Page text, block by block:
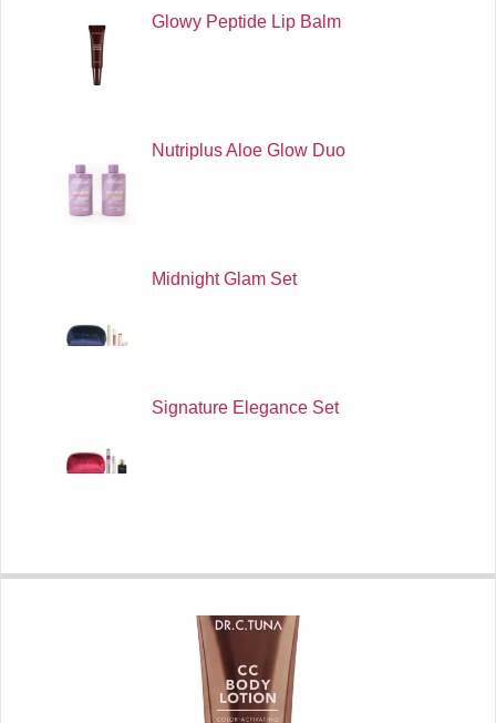
Glowy Peptide Lip Balm
Nutriplus Aloe Glow Duo
Midnight Glam Set
Signature Elegance Set